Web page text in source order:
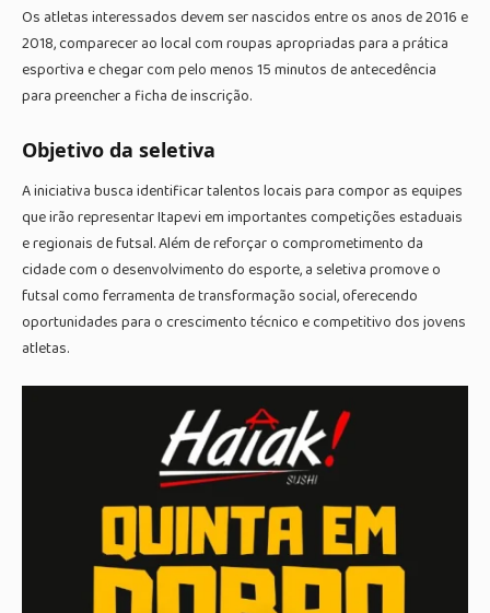
Os atletas interessados devem ser nascidos entre os anos de 2016 e
2018, comparecer ao local com roupas apropriadas para a prática
esportiva e chegar com pelo menos 15 minutos de antecedência
para preencher a ficha de inscrição.
Objetivo da seletiva
A iniciativa busca identificar talentos locais para compor as equipes
que irão representar Itapevi em importantes competições estaduais
e regionais de futsal. Além de reforçar o comprometimento da
cidade com o desenvolvimento do esporte, a seletiva promove o
futsal como ferramenta de transformação social, oferecendo
oportunidades para o crescimento técnico e competitivo dos jovens
atletas.